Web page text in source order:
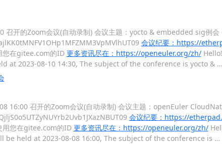
开的Zoom会议(自动录制) 会议主题：yocto & embedded sig例会
会议纪要：https://
您在gitee.com的ID 更多资讯尽在：https://openeuler.org/zh/
at 2023-08-10 14:30, The subject of the conference is yocto & …
16:00 召开的Zoom会议(自动录制) 会议主题：openEuler
会议纪要：https://
用您在gitee.com的ID 更多资讯尽在：https://openeuler.org/zh/
held at 2023-08-08 16:00, The subject of the conference is …